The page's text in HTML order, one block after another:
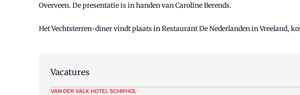
Overveen. De presentatie is in handen van Caroline Berends.
Het Vechtsterren-diner vindt plaats in Restaurant De Nederlanden in Vreeland,
Vacatures
VAN DER VALK HOTEL SCHIPHOL